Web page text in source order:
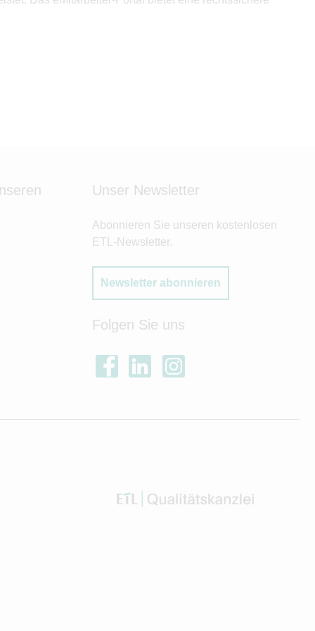
Unser Newsletter
Abonnieren Sie unseren kostenlosen
ETL-Newsletter.
Newsletter abonnieren
Folgen Sie uns